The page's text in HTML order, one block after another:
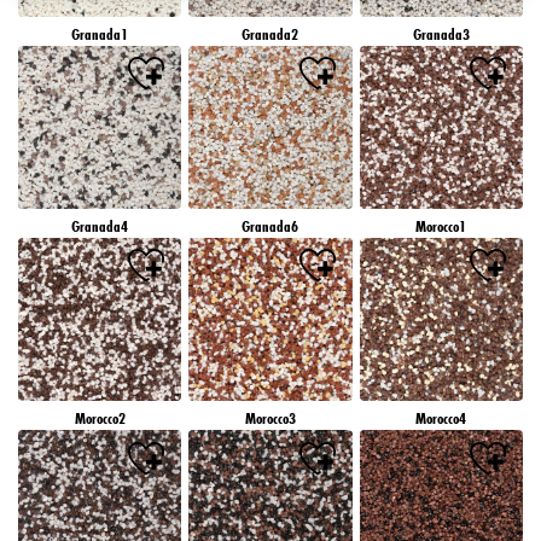
Granada1 Granada2 Granada3
Granada4 Granada6 Morocco1
Morocco2 Morocco3 Morocco4
záujmov), na tejto webovej lokalite a v iných médiách (tretích strán) prostredníctvom
zariadení, ktoré boli pridelené vám alebo vašej domácnosti, ako aj na meranie a
optimalizáciu úspešnosti reklamných kampaní..
Viac informácií o spracovaní vašich údajov nájdete v našom vyhlásení o ochrane
údajov, ktoré je uvedené v pätičke (časť "Cookies, pixely, odtlačky prstov a podobné
technológie"). Svoj súhlas môžete kedykoľvek odvolať s účinnosťou do budúcnosti
vypnutím súborov cookie na našej webovej stránke v časti "Nastavenia súborov cookie"
prepojenej v pätičke. Ďalšie informácie týkajúce sa súborov cookie používaných na tejto
webovej lokalite, najmä doby ich uchovávania, nájdete v podrobných informáciách o
jednotlivých súboroch cookie, ktoré sú k dispozícii po kliknutí na tlačidlo "upraviť"
nižšie".
Ak kliknete na "Upraviť", môžete nájsť viac informácií o spracovaní vašich
údajov/používaní súborov cookie a povoliť ich na jeden alebo viacero vyššie
uvedených účelov. Kliknutím na "Prijať všetko" súhlasíte s používaním súborov cookie,
ako aj so spracovaním vašich osobných údajov na všetky vyššie uvedené účely. Ak
kliknete na "Odmietnuť", budú sa používať len súbory cookie, ktoré sú technicky
nevyhnutné na poskytovanie tejto webovej stránky.